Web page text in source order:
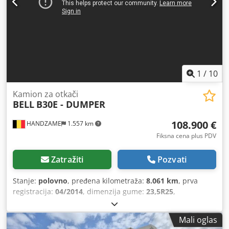
1 / 10
HANDZAME 1.557 km
Kamion za otkači
BELL B30E - DUMPER
108.900 €
Fiksna cena plus PDV
Zatražiti Pozvati
Stanje: polovno, pređena kilometraža: 8.061 km, prva
registracija: 04/2014, dimenzija gume: 23,5R25,
, međuosovinsko rastojanje:
4.150 mm, boja:žuta, Godina proizvodnje:2014, radni sati:
8.000 h
, Oprema:klima uređaj, Dimenzije pneumatika:
Mali oglas